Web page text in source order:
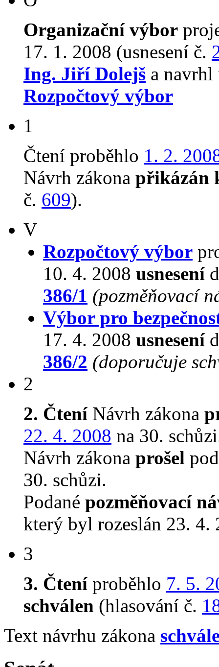
Organizační výbor
17. 1. 2008 (usnesení č.
Ing. Jiří Dolejš a
Rozpočtový výbor
1
Čtení proběhlo 1. 2.
Návrh zákona přikázán
č. 609).
V
Rozpočtový výbor
10. 4. 2008 usnesení
386/1 (pozměňovací
Výbor pro
17. 4. 2008 usnesení
386/2 (doporučuje
2
2. ČteníNávrh zákona
22. 4. 2008 na 30.
Návrh zákona prošel
30. schůzi.
Podané pozměňovací
který byl rozeslán 23. 4.
3
3. Čteníproběhlo 7. 5.
schválen (hlasování č.
Text návrhu zákona